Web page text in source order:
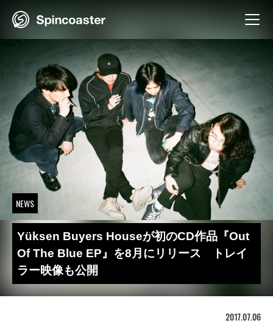
NEWS
Yüksen Buyers Houseが初のCD作品『Out
Of The Blue EP』を8月にリリース トレイ
ラー映像も公開
2017.07.06